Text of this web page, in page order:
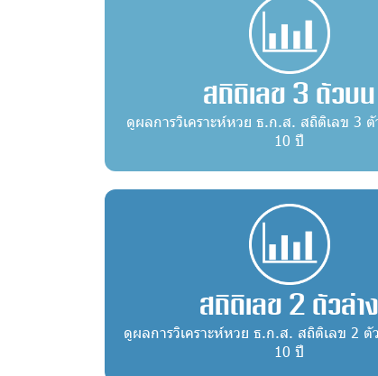
สถิติเลข 3 ตัวบน
ดูผลการวิเคราะห์หวย ธ.ก.ส. สถิติเลข 3
10 ปี
สถิติเลข 2 ตัวล่าง
ดูผลการวิเคราะห์หวย ธ.ก.ส. สถิติเลข 2
10 ปี